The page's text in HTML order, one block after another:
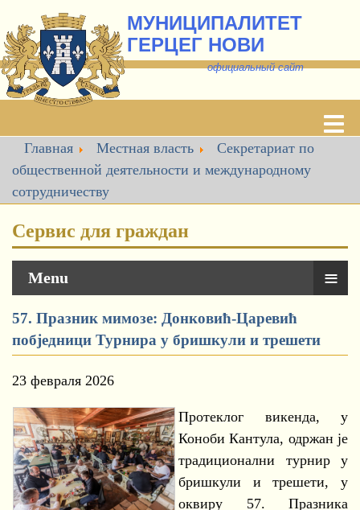
МУНИЦИПАЛИТЕТ
ГЕРЦЕГ НОВИ
официальный сайт
Главная Местная власть
Секретариат по
общественной деятельности и международному
сотрудничеству
Сервис для граждан
Menu ≡
57. Празник мимозе: Донковић-Царевић
побједници Турнира у бришкули и трешети
23 февраля 2026
Протеклог викенда, у
Коноби Кантула, одржан је
традиционални турнир у
бришкули и трешети, у
оквиру 57. Празника